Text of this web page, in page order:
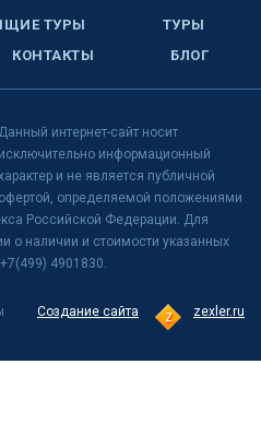
ТУРЫ
ТУРЫ
КОНТАКТЫ БЛОГ
Данный интернет-сайт носит
исключительно информационный
и не является публичной
офертой, определяемой положениями
Российской Федерации. Для
о наличии и стоимости указанных
4901830.
Создание сайта zexler.ru